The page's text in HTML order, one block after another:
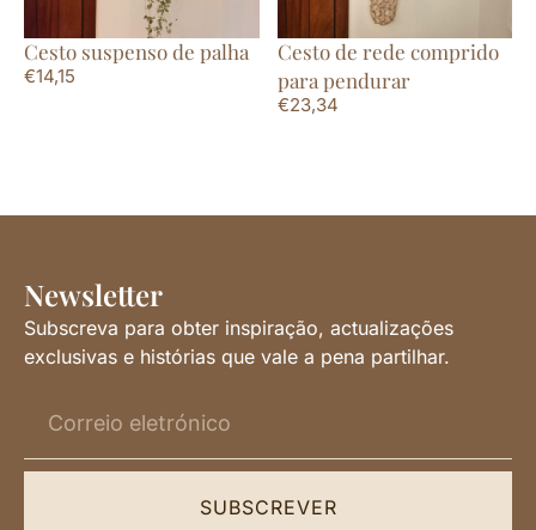
Cesto suspenso de palha
€14,15
Cesto de rede comprido
para pendurar
€23,34
Newsletter
Subscreva para obter inspiração, actualizações
exclusivas e histórias que vale a pena partilhar.
SUBSCREVER